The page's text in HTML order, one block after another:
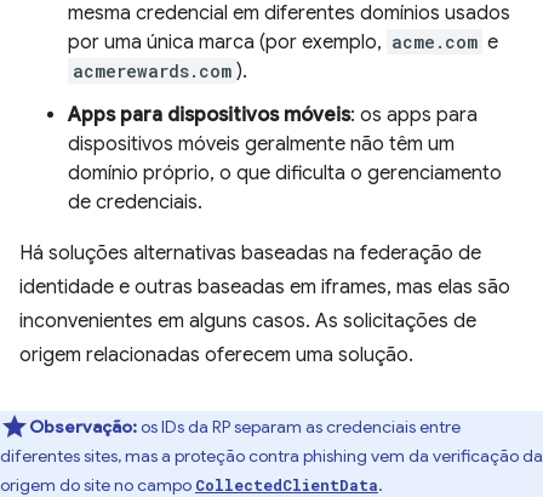
mesma credencial em diferentes domínios usados
por uma única marca (por exemplo, acme.com e
acmerewards.com ).
Apps para dispositivos móveis: os apps para
dispositivos móveis geralmente não têm um
domínio próprio, o que dificulta o gerenciamento
de credenciais.
Há soluções alternativas baseadas na federação de
identidade e outras baseadas em iframes, mas elas são
inconvenientes em alguns casos. As solicitações de
origem relacionadas oferecem uma solução.
Observação:os IDs da RP separam as credenciais entre
diferentes sites, mas a proteção contra phishing vem da verificação da
origem do site no campo CollectedClientData.